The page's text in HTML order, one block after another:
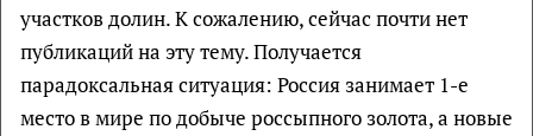
участков долин. К сожалению, сейчас почти нет
публикаций на эту тему. Получается
парадоксальная ситуация: Россия занимает 1-е
место в мире по добыче россыпного золота, а новые